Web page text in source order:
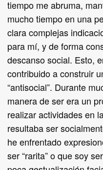
tiempo me abruma,
mucho tiempo en una
clara complejas
para mí, y de forma
descanso social. Esto,
contribuido a construir
“antisocial”. Durante
manera de ser era un
realizar actividades en
resultaba ser
he enfrentado
ser “rarita” o que soy